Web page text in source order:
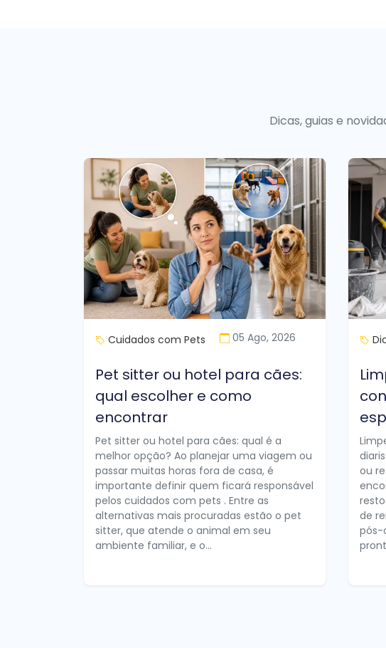
Dicas, guias e
Cuidados com Pets 05 Ago, 2026
Pet sitter ou hotel para cães:
qual escolher e como
encontrar
Pet sitter ou hotel para cães: qual é a
melhor opção? Ao planejar uma viagem ou
passar muitas horas fora de casa, é
importante definir quem ficará responsável
pelos cuidados com pets . Entre as
alternativas mais procuradas estão o pet
sitter, que atende o animal em seu
ambiente familiar, e o...
ou
de
pós-